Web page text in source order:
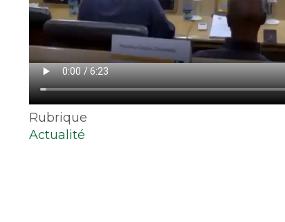
Rubrique
Actualité